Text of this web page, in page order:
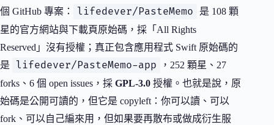
個 GitHub 專案：
lifedever/PasteMemo
是 108 顆
星的官方網站與下載頁原始碼，採「All Rights
Reserved」沒有授權；真正包含應用程式 Swift 原始碼的
是
lifedever/PasteMemo-app
，252 顆星、27
forks、6 個 open issues，採 GPL-3.0 授權。也就是說，原
始碼是公開可讀的，但它是 copyleft：你可以讀、可以
fork、可以自己編來用，但如果要再散布或做成衍生服